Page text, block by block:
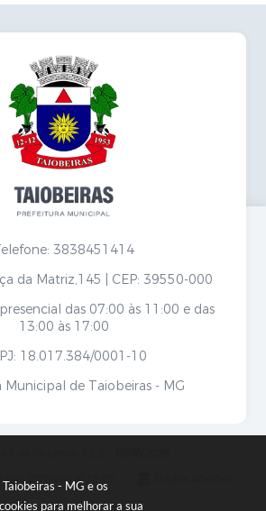
- MG e os
para melhorar a sua
3838451414
da Matriz,145 | CEP: 39550-000
das 07:00 às 11:00 e das
13:00 às 17:00
18.017.384/0001-10
Municipal de Taiobeiras - MG
em:
07/08/2026 12:00